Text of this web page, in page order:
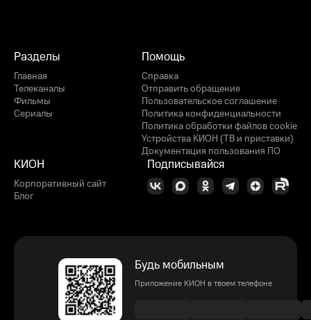
Разделы
Главная
Телеканалы
Фильмы
Сериалы
Помощь
Справка
Отправить обращение
Пользовательское соглашение
Политика конфиденциальности
Политика обработки файлов cookie
Устройства КИОН (ТВ и приставки)
Документация пользования ПО
КИОН
Корпоративный сайт
Блог
Подписывайся
Будь мобильным
Приложение КИОН в твоем телефоне